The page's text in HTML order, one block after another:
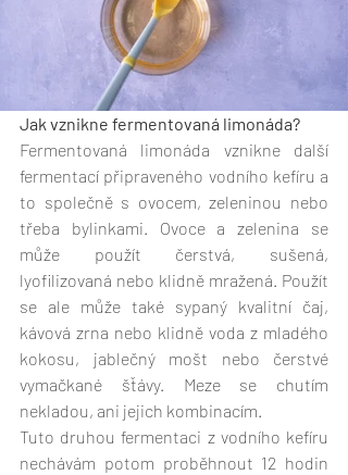
Jak vznikne fermentovaná limonáda?
Fermentovaná limonáda vznikne další
fermentací připraveného vodního kefíru a
to společně s ovocem, zeleninou nebo
třeba bylinkami. Ovoce a zelenina se
může použít čerstvá, sušená,
lyofilizovaná nebo klidně mražená. Použít
se ale může také sypaný kvalitní čaj,
kávová zrna nebo klidně voda z mladého
kokosu, jablečný mošt nebo čerstvé
vymačkané šťávy. Meze se chutím
nekladou, ani jejich kombinacím.
Tuto druhou fermentaci z vodního kefíru
nechávám potom proběhnout 12 hodin